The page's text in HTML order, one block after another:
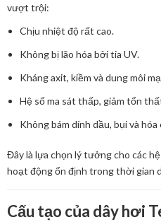
vượt trội:
Chịu nhiệt độ rất cao.
Không bị lão hóa bởi tia UV.
Kháng axit, kiềm và dung môi
Hệ số ma sát thấp, giảm tổn
Không bám dính dầu, bụi và hóa
Đây là lựa chọn lý tưởng cho các
hoạt động ổn định trong thời gian
Cấu tạo của dây hơi